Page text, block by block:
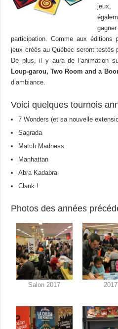
jeux,
participation. Comme aux éditions
jeux créés au Québec seront testés
De plus, il y aura de l’animation
Loup-garou, Two Room and a
d’ambiance.
Voici quelques tournois
7 Wonders (et sa nouvelle
Sagrada
Match Madness
Manhattan
Abra Kadabra
Clank !
Photos des années
Salon 2017 2017